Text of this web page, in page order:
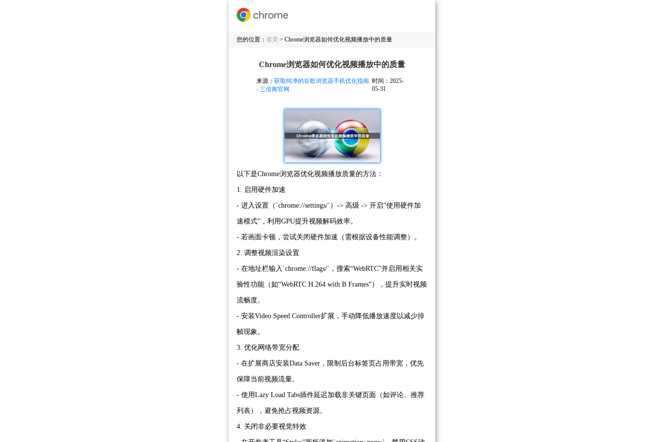
您的位置： 首页 > Chrome浏览器如何优化视频播放中的质量
Chrome浏览器如何优化视频播放中的质量
来源： 获取纯净的谷歌浏览器手机优化指南
- 三倍阁官网
时间：2025-
05-31
以下是Chrome浏览器优化视频播放质量的方法：
1. 启用硬件加速
- 进入设置（`chrome://settings/`）-> 高级 -> 开启“使用硬件加
速模式”，利用GPU提升视频解码效率。
- 若画面卡顿，尝试关闭硬件加速（需根据设备性能调整）。
2. 调整视频渲染设置
- 在地址栏输入`chrome://flags/`，搜索“WebRTC”并启用相关实
验性功能（如“WebRTC H.264 with B Frames”），提升实时视频
流畅度。
- 安装Video Speed Controller扩展，手动降低播放速度以减少掉
帧现象。
3. 优化网络带宽分配
- 在扩展商店安装Data Saver，限制后台标签页占用带宽，优先
保障当前视频流量。
- 使用Lazy Load Tabs插件延迟加载非关键页面（如评论、推荐
列表），避免抢占视频资源。
4. 关闭非必要视觉特效